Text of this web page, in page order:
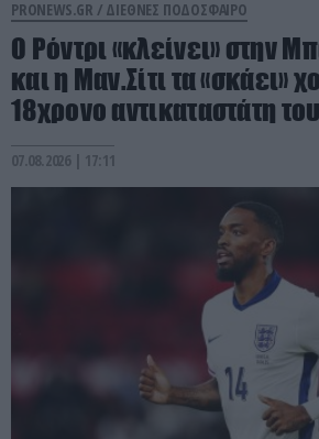
PRONEWS.GR / ΔΙΕΘΝΕΣ ΠΟΔΟΣΦΑΙΡΟ
Ο Ρόντρι «κλείνει» στην
και η Μαν.Σίτι τα «σκάει»
18χρονο αντικαταστάτη
07.08.2026 | 17:11